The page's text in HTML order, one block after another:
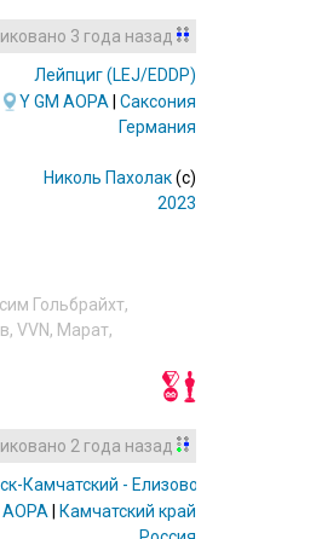
3 года назад
Лейпциг(LEJ/EDDP)
YGM AOPA
Саксония
Германия
Николь Пахолак(c)
2023
Гольбрайхт,
, VVN, Марат,
2 года назад
Камчатский - Елизово
AOPA
Камчатский край